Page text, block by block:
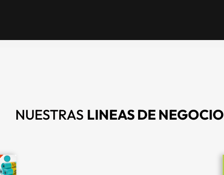
NUESTRAS LINEAS DE NEGOCIO